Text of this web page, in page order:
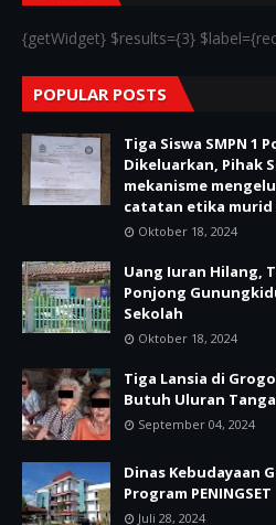
{getWidget} $results={3}
POPULAR POSTS
Tiga Siswa SMPN 1
Dikeluarkan, Pihak
mekanisme
catatan etika murid
Oktober 18, 2024
Uang Iuran Hilang,
Ponjong
Sekolah
Oktober 18, 2024
Tiga Lansia di
Butuh Uluran
September 04, 2024
Dinas Kebudayaan
Program PENINGSET
Juli 28, 2024